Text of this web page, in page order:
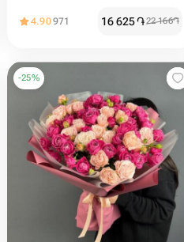
4.90971 16 625֏22 166֏
-25%